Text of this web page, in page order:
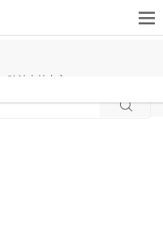
搜索社区
响站支持中心